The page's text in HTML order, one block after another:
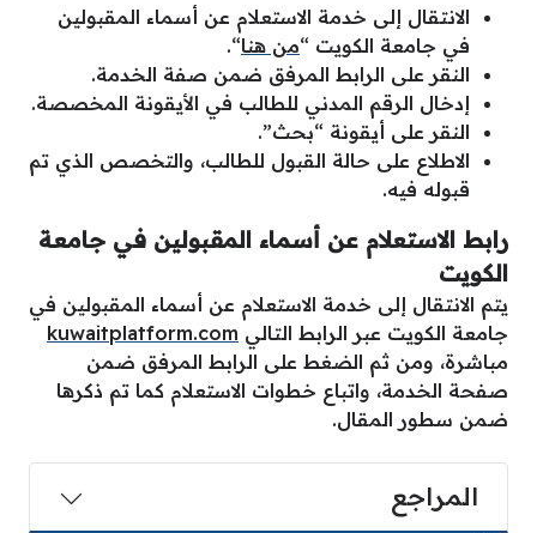
الانتقال إلى خدمة الاستعلام عن أسماء المقبولين
في جامعة الكويت “من هنا“.
النقر على الرابط المرفق ضمن صفة الخدمة.
إدخال الرقم المدني للطالب في الأيقونة المخصصة.
النقر على أيقونة “بحث”.
الاطلاع على حالة القبول للطالب، والتخصص الذي تم
قبوله فيه.
رابط الاستعلام عن أسماء المقبولين في جامعة
الكويت
يتم الانتقال إلى خدمة الاستعلام عن أسماء المقبولين في
جامعة الكويت عبر الرابط التالي kuwaitplatform.com
مباشرة، ومن ثم الضغط على الرابط المرفق ضمن
صفحة الخدمة، واتباع خطوات الاستعلام كما تم ذكرها
ضمن سطور المقال.
المراجع